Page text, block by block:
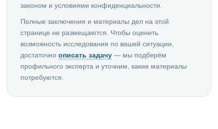
законом и условиями конфиденциальности.
Полные заключения и материалы дел на этой
странице не размещаются. Чтобы оценить
возможность исследования по вашей ситуации,
достаточно описать задачу — мы подберём
профильного эксперта и уточним, какие материалы
потребуются.